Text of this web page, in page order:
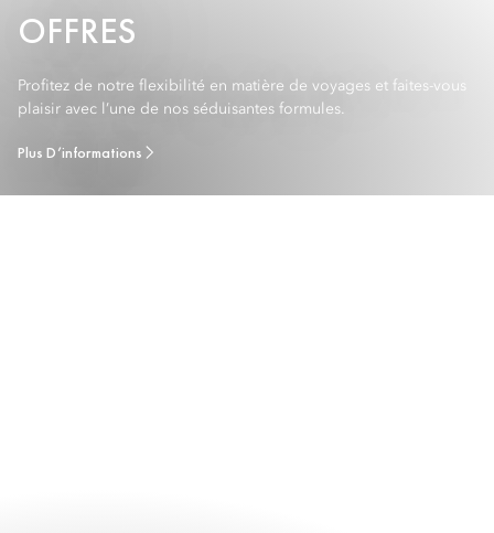
OFFRES
Profitez de notre flexibilité en matière de voyages et faites-vous
plaisir avec l’une de nos séduisantes formules.
Plus D’informations